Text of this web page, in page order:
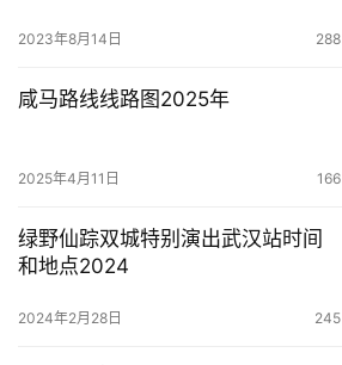
2023年8月14日 288
咸马路线线路图2025年
2025年4月11日 166
绿野仙踪双城特别演出武汉站时间
和地点2024
2024年2月28日 245